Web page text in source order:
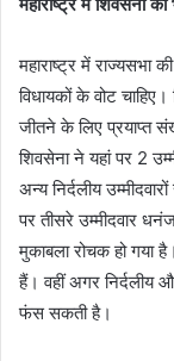
महाराष्ट्र में राज्यसभा
विधायकों के वोट
जीतने के लिए प्रयाप्त
शिवसेना ने यहां पर 2
अन्य निर्दलीय
पर तीसरे उम्मीदवार
मुकाबला रोचक हो गया
हैं। वहीं अगर निर्दलीय
फंस सकती है।